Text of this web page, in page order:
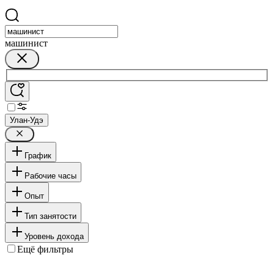
машинист
Улан-Удэ
График
Рабочие часы
Опыт
Тип занятости
Уровень дохода
Ещё фильтры